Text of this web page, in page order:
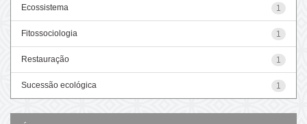
1
Ecossistema
1
Fitossociologia
1
Restauração
1
Sucessão ecológica